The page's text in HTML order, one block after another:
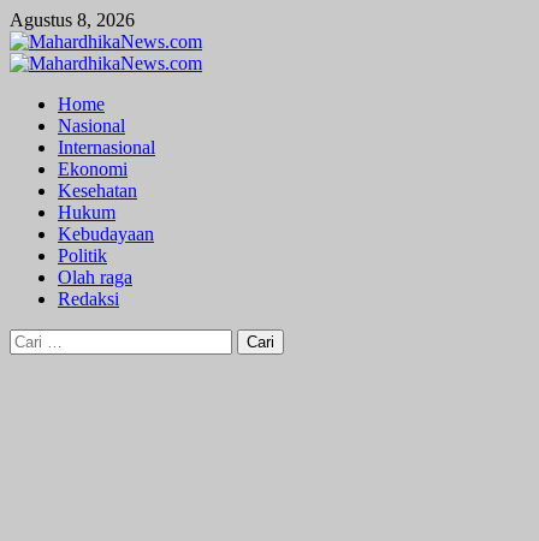
Skip
to
content
Agustus 8, 2026
Primary
Home
Nasional
Internasional
Ekonomi
Kesehatan
Hukum
Kebudayaan
Politik
Olah raga
Redaksi
Cari
untuk: